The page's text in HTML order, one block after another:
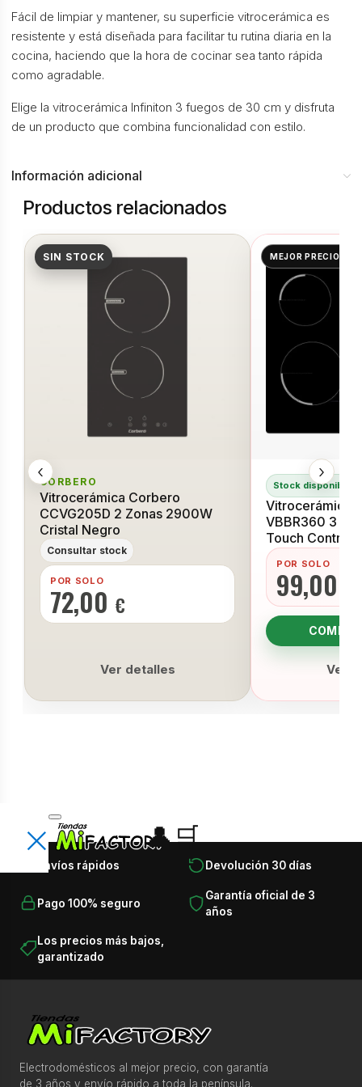
Fácil de limpiar y mantener, su superficie vitrocerámica es
resistente y está diseñada para facilitar tu rutina diaria en la
cocina, haciendo que la hora de cocinar sea tanto rápida
como agradable.
Elige la vitrocerámica Infiniton 3 fuegos de 30 cm y disfruta
de un producto que combina funcionalidad con estilo.
Información adicional
Productos relacionados
‹
SIN STOCK
CORBERO
Vitrocerámica Corbero
CCVG205D 2 Zonas 2900W
Cristal Negro
Consultar stock
POR SOLO
72,00 €
Ver detalles
MEJOR PRECIO👌🏻
Stock disponible
Vitrocerámica
VBBR360 3
Touch Control
POR SOLO
99,00
Ver
›
× 👤🛒
T
d
c
Encuentra lo que necesitas en
segundos
Busca productos, categorías, marcas, ofertas y
recomendaciones.
⌕
Recomendaciones para comprar más rápido
Ofertas destacadas esta semana
Envíos rápidos Devolución 30 días
Pago 100% seguro
Garantía oficial de 3
años
Los precios más bajos,
garantizado
Electrodomésticos al mejor precio, con garantía
de 3 años y envío rápido a toda la península.